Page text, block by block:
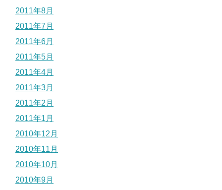
2011年8月
2011年7月
2011年6月
2011年5月
2011年4月
2011年3月
2011年2月
2011年1月
2010年12月
2010年11月
2010年10月
2010年9月